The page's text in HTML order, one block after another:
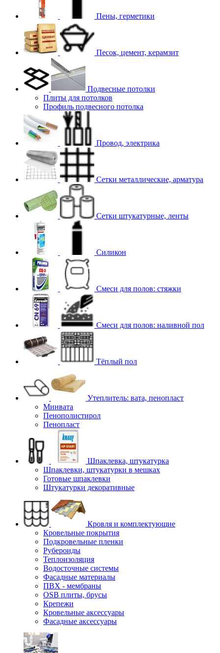
Пены, герметики
Песок, цемент, керамзит
Подвесные потолки
Плиты для потолков
Профиль подвесного потолка
Провод, электрика
Сетки металлические, арматура
Сетки штукатурные, ленты
Силикон
Смеси для полов: стяжки
Смеси для полов: наливной пол
Тёплый пол
Утеплитель: вата, пенопласт
Минвата
Пенополистирол
Пенопласт
Шпаклевка, штукатурка
Шпаклевки, штукатурки в мешках
Готовые шпаклевки
Штукатурки декоративные
Кровля и комплектующие
Кровельные покрытия
Подкровельные пленки
Рубероиды
Теплоизоляция
Водосточные системы
Фасадные материалы
ПВХ - мембраны
OSB плиты, брусы
Крепежи
Кровельные аксессуары
Фасадные аксессуары